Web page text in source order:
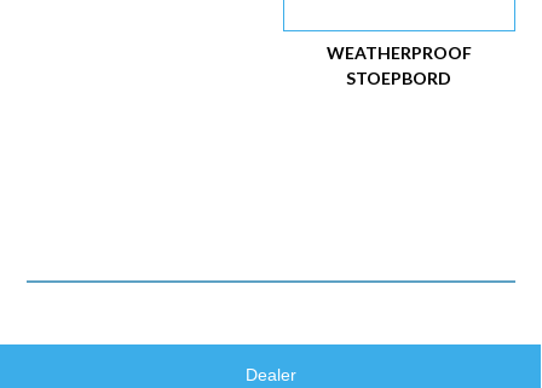
WEATHERPROOF
STOEPBORD
Dealer